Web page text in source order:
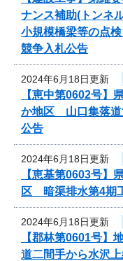
ナンス補助(トンネ
小規模橋梁等の点
競争入札公告
2024年6月18日更新
【恵中第0602号
か地区 山口集落道
公告
2024年6月18日更新
【恵基第0603号
区 暗渠排水第4期
2024年6月18日更新
【郡林第0601号
道二間手から水沢